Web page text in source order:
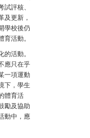
評核、
及更新，
學校後仍
活動。
活動。
應只在乎
一項運動
下，學生
體育活
勵及協助
動中，應